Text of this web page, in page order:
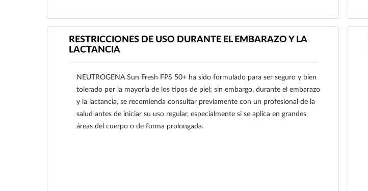
RESTRICCIONES DE USO DURANTE EL EMBARAZO Y LA
LACTANCIA
NEUTROGENA Sun Fresh FPS 50+ ha sido formulado para ser seguro y bien
tolerado por la mayoría de los tipos de piel; sin embargo, durante el embarazo
y la lactancia, se recomienda consultar previamente con un profesional de la
salud antes de iniciar su uso regular, especialmente si se aplica en grandes
áreas del cuerpo o de forma prolongada.